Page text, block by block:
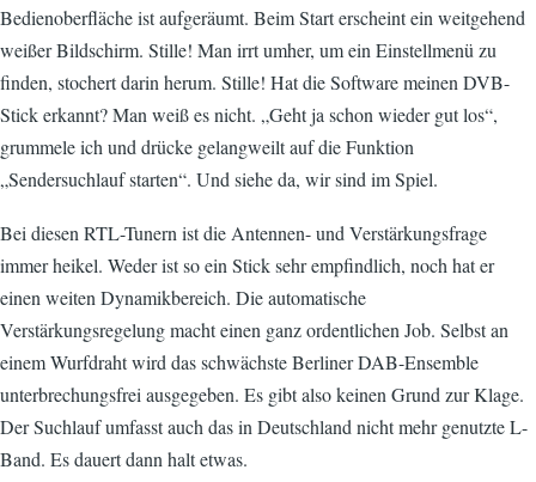
Bedienoberfläche ist aufgeräumt. Beim Start erscheint ein weitgehend
weißer Bildschirm. Stille! Man irrt umher, um ein Einstellmenü zu
finden, stochert darin herum. Stille! Hat die Software meinen DVB-
Stick erkannt? Man weiß es nicht. „Geht ja schon wieder gut los“,
grummele ich und drücke gelangweilt auf die Funktion
„Sendersuchlauf starten“. Und siehe da, wir sind im Spiel.
Bei diesen RTL-Tunern ist die Antennen- und Verstärkungsfrage
immer heikel. Weder ist so ein Stick sehr empfindlich, noch hat er
einen weiten Dynamikbereich. Die automatische
Verstärkungsregelung macht einen ganz ordentlichen Job. Selbst an
einem Wurfdraht wird das schwächste Berliner DAB-Ensemble
unterbrechungsfrei ausgegeben. Es gibt also keinen Grund zur Klage.
Der Suchlauf umfasst auch das in Deutschland nicht mehr genutzte L-
Band. Es dauert dann halt etwas.